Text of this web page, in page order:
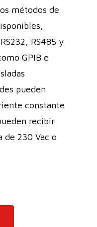
métodos de
RS485 y
GPIB e
pueden
constante
recibir
de 230 Vac o